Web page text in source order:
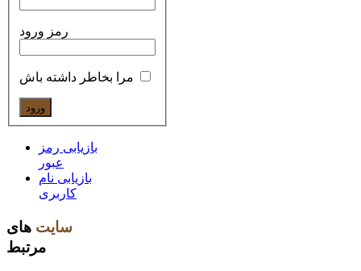
رمز ورود
مرا بخاطر داشته باش
بازیابی رمز
عبور
بازیابی نام
کاربری
سایت های
مرتبط